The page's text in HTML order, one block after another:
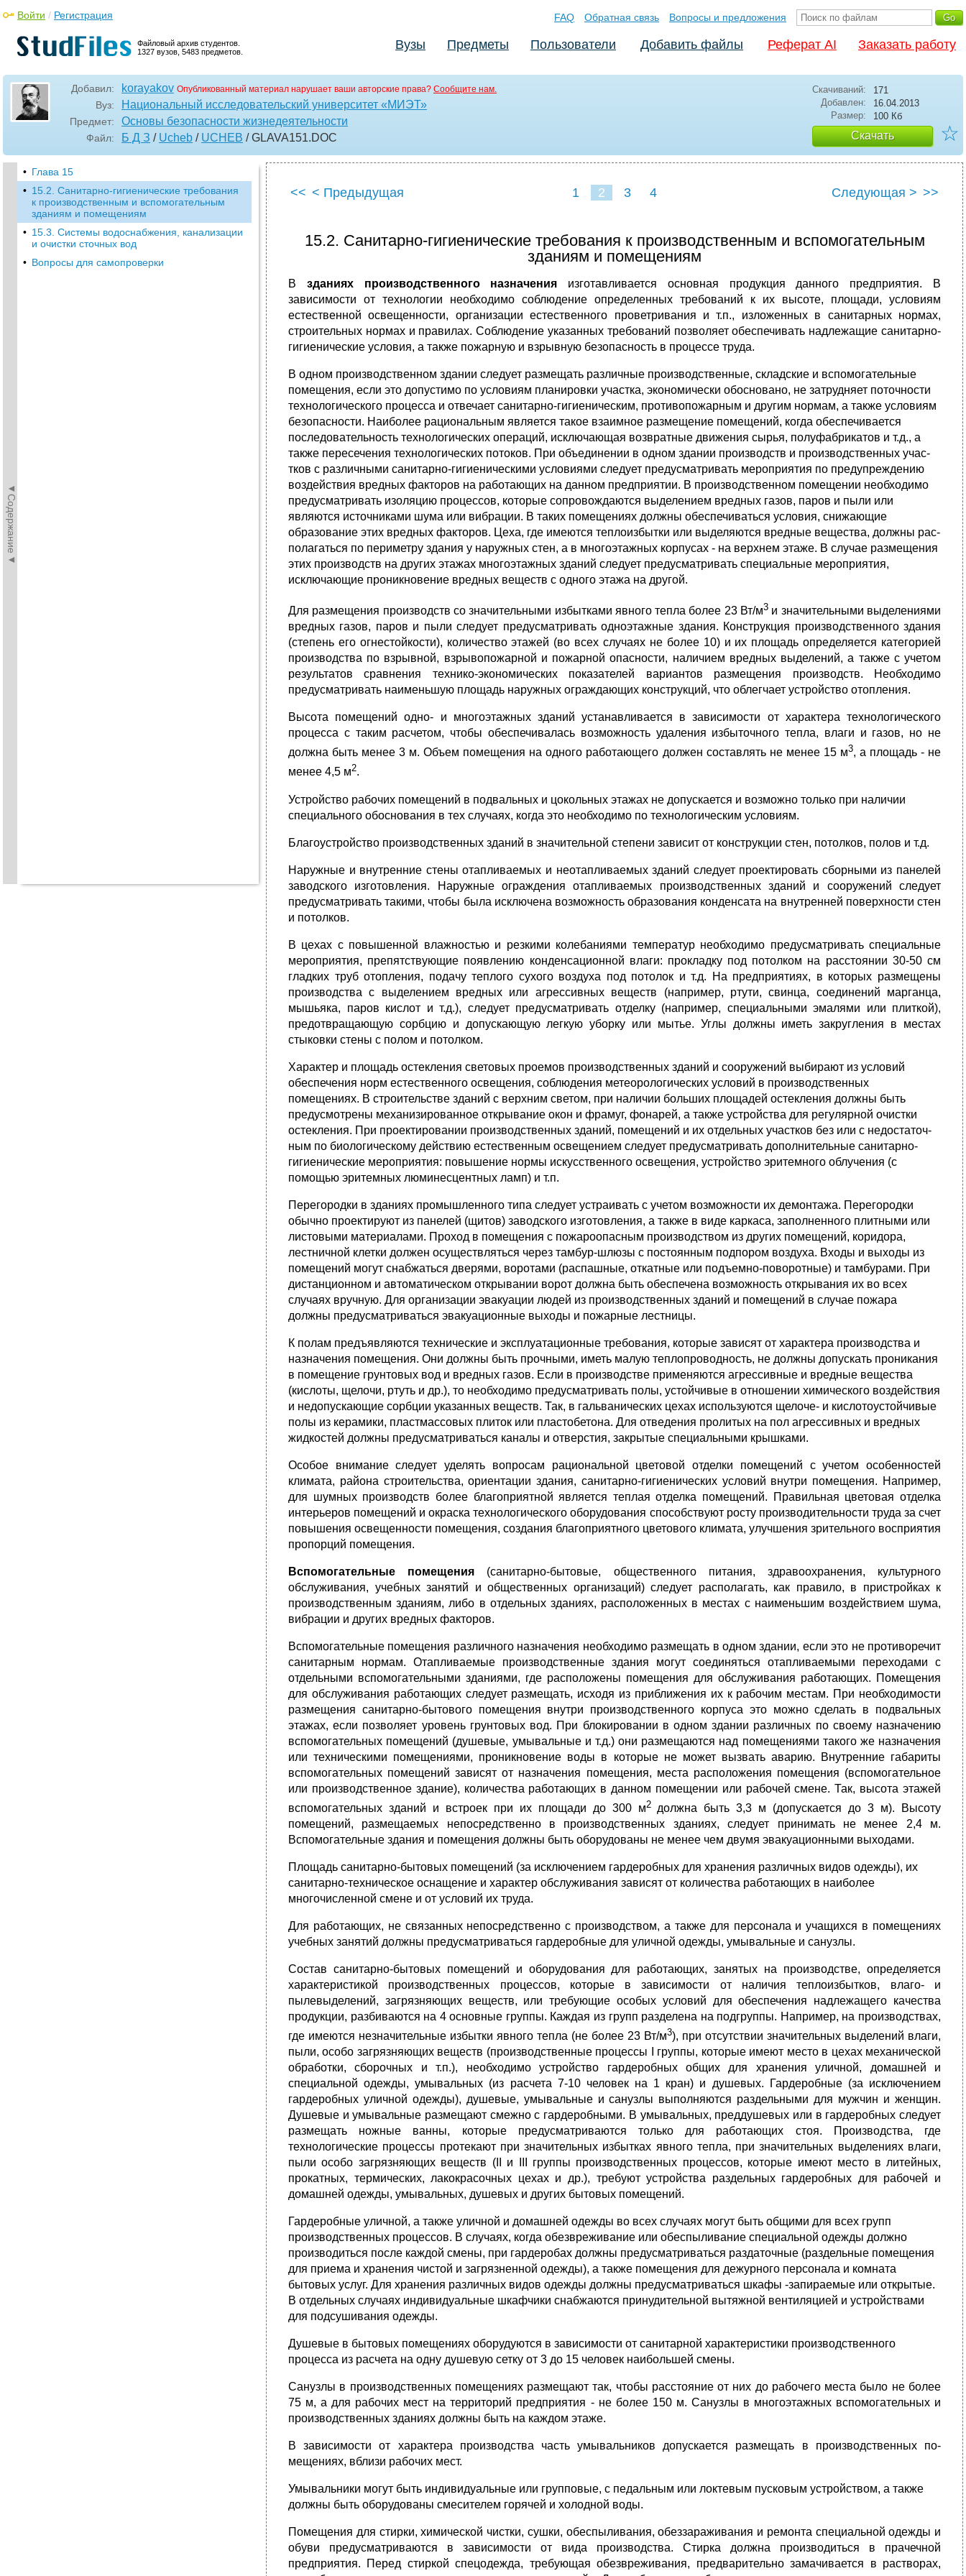
Файловый архив студентов.
1327 вузов, 5483 предметов.
Войти / Регистрация FAQ Обратная связь Вопросы и предложения
Вузы Предметы Пользователи Добавить файлы Реферат AI Заказать работу
Добавил: korayakov Опубликованный материал нарушает ваши авторские права? Сообщите нам.
Вуз: Национальный исследовательский университет «МИЭТ»
Предмет: Основы безопасности жизнедеятельности
Файл: Б Д З / Ucheb / UCHEB / GLAVA151.DOC
Скачиваний:
171
Добавлен:
16.04.2013
Размер:
100 Кб
Скачать ☆
◄Содержание◄
• Глава 15
• 15.2. Санитарно-гигиенические требования
к производ­ственным и вспомогательным
зданиям и помещениям
• 15.3. Системы водоснабжения, канализации
и очистки сточных вод
• Вопросы для самопроверки
<< < Предыдущая 1 2 3 4 Следующая > >>
15.2. Санитарно-гигиенические требования к производ­ственным и вспомогательным
зданиям и помещениям
В зданиях производственного назначения изготавливается основ­ная продукция данного предприятия. В
зависимости от технологии необходимо соблюдение определенных требований к их высоте, пло­щади, условиям
естественной освещенности, организации естественно­го проветривания и т.п., изложенных в санитарных нормах,
строитель­ных нормах и правилах. Соблюдение указанных требований позволяет обеспечивать надлежащие санитарно-
гигиенические условия, а также пожарную и взрывную безопасность в процессе труда.
В одном производственном здании следует размещать различные производственные, складские и вспомогательные
помещения, если это допустимо по условиям планировки участка, экономически обоснова­но, не затрудняет поточности
технологического процесса и отвечает санитарно-гигиеническим, противопожарным и другим нормам, а так­же условиям
безопасности. Наиболее рациональным является такое вза­имное размещение помещений, когда обеспечивается
последовательность технологических операций, исключающая возвратные движения сырья, полуфабрикатов и т.д., а
также пересечения технологических потоков. При объединении в одном здании производств и производственных учас­
тков с различными санитарно-гигиеническими условиями следует пре­дусматривать мероприятия по предупреждению
воздействия вредных фак­торов на работающих на данном предприятии. В производственном поме­щении необходимо
предусматривать изоляцию процессов, которые сопро­вождаются выделением вредных газов, паров и пыли или
являются ис­точниками шума или вибрации. В таких помещениях должны обеспечивать­ся условия, снижающие
образование этих вредных факторов. Цеха, где имеются теплоизбытки или выделяются вредные вещества, должны рас­
полагаться по периметру здания у наружных стен, а в многоэтажных корпусах - на верхнем этаже. В случае размещения
этих производств на других этажах многоэтажных зданий следует предусматривать спе­циальные мероприятия,
исключающие проникновение вредных веществ с одного этажа на другой.
Для размещения производств со значительными избытками явного тепла более 23 Вт/м3 и значительными выделениями
вредных газов, паров и пыли следует предусматривать одноэтажные здания. Конструк­ция производственного здания
(степень его огнестойкости), количество этажей (во всех случаях не более 10) и их площадь определяется кате­горией
производства по взрывной, взрывопожарной и пожарной опас­ности, наличием вредных выделений, а также с учетом
результатов сравнения технико-экономических показателей вариантов размещения производств. Необходимо
предусматривать наименьшую площадь наруж­ных ограждающих конструкций, что облегчает устройство отопления.
Высота помещений одно- и многоэтажных зданий устанавливается в зависимости от характера технологического
процесса с таким рас­четом, чтобы обеспечивалась возможность удаления избыточного теп­ла, влаги и газов, но не
должна быть менее 3 м. Объем помещения на одного работающего должен составлять не менее 15 м3, а площадь - не
менее 4,5 м2.
Устройство рабочих помещений в подвальных и цокольных этажах не допускается и возможно только при наличии
специального обоснова­ния в тех случаях, когда это необходимо по технологическим условиям.
Благоустройство производственных зданий в значительной степени зависит от конструкции стен, потолков, полов и т.д.
Наружные и внутренние стены отапливаемых и неотапливаемых зданий следует проектировать сборными из панелей
заводского изго­товления. Наружные ограждения отапливаемых производственных зда­ний и сооружений следует
предусматривать такими, чтобы была исклю­чена возможность образования конденсата на внутренней поверхности стен
и потолков.
В цехах с повышенной влажностью и резкими колебаниями темпе­ратур необходимо предусматривать специальные
мероприятия, препятс­твующие появлению конденсационной влаги: прокладку под потолком на расстоянии 30-50 см
гладких труб отопления, подачу теплого сухого воздуха под потолок и т.д. На предприятиях, в которых размещены
производства с выделением вредных или агрессивных веществ (например, ртути, свинца, соединений марганца,
мышьяка, паров кислот и т.д.), следует предусматривать отделку (например, специальными эма­лями или плиткой),
предотвращающую сорбцию и допускающую легкую уборку или мытье. Углы должны иметь закругления в местах
стыковки стены с полом и потолком.
Характер и площадь остекления световых проемов производственных зданий и сооружений выбирают из условий
обеспечения норм естественно­го освещения, соблюдения метеорологических условий в производствен­ных
помещениях. В строительстве зданий с верхним светом, при нали­чии больших площадей остекления должны быть
предусмотрены механи­зированное открывание окон и фрамуг, фонарей, а также устройства для регулярной очистки
остекления. При проектировании производствен­ных зданий, помещений и их отдельных участков без или с недостаточ­
ным по биологическому действию естественным освещением следует преду­сматривать дополнительные санитарно-
гигиенические мероприятия: по­вышение нормы искусственного освещения, устройство эритемного облу­чения (с
помощью эритемных люминесцентных ламп) и т.п.
Перегородки в зданиях промышленного типа следует устраивать с учетом возможности их демонтажа. Перегородки
обычно проектируют из панелей (щитов) заводского изготовления, а также в виде карка­са, заполненного плитными или
листовыми материалами. Проход в помещения с пожароопасным производством из других помещений, кори­дора,
лестничной клетки должен осуществляться через тамбур-шлюзы с постоянным подпором воздуха. Входы и выходы из
помещений могут снабжаться дверями, воротами (распашные, откатные или подъемно-поворотные) и тамбурами. При
дистанционном и автоматическом открывании ворот должна быть обеспечена возможность открывания их во всех
случаях вручную. Для организации эвакуации людей из производствен­ных зданий и помещений в случае пожара
должны предусматриваться эвакуационные выходы и пожарные лестницы.
К полам предъявляются технические и эксплуатационные требова­ния, которые зависят от характера производства и
назначения помеще­ния. Они должны быть прочными, иметь малую теплопроводность, не должны допускать проникания
в помещение грунтовых вод и вредных га­зов. Если в производстве применяются агрессивные и вредные вещест­ва
(кислоты, щелочи, ртуть и др.), то необходимо предусматривать полы, устойчивые в отношении химического воздействия
и недопускающие сорбции указанных веществ. Так, в гальванических цехах используются щелоче- и кислотоустойчивые
полы из керамики, пластмассовых плиток или пластобетона. Для отведения пролитых на пол агрессивных и вред­ных
жидкостей должны предусматриваться каналы и отверстия, закры­тые специальными крышками.
Особое внимание следует уделять вопросам рациональной цветовой отделки помещений с учетом особенностей
климата, района строитель­ства, ориентации здания, санитарно-гигиенических условий внутри помещения. Например,
для шумных производств более благоприятной является теплая отделка помещений. Правильная цветовая отделка
интерьеров помещений и окраска технологического оборудования способст­вуют росту производительности труда за счет
повышения освещенности помещения, создания благоприятного цветового климата, улучшения зрительного восприятия
пропорций помещения.
Вспомогательные помещения (санитарно-бытовые, общественного питания, здравоохранения, культурного
обслуживания, учебных заня­тий и общественных организаций) следует располагать, как правило, в пристройках к
производственным зданиям, либо в отдельных зданиях, расположенных в местах с наименьшим воздействием шума,
вибрации и других вредных факторов.
Вспомогательные помещения различного назначения необходимо размещать в одном здании, если это не противоречит
санитарным нор­мам. Отапливаемые производственные здания могут соединяться отап­ливаемыми переходами с
отдельными вспомогательными зданиями, где расположены помещения для обслуживания работающих. Помещения
для обслуживания работающих следует размещать, исходя из приближения их к рабочим местам. При необходимости
размещения санитарно-бытового помещения внутри производственного корпуса это можно сделать в под­вальных
этажах, если позволяет уровень грунтовых вод. При блокиро­вании в одном здании различных по своему назначению
вспомогательных помещений (душевые, умывальные и т.д.) они размещаются над помеще­ниями такого же назначения
или техническими помещениями, проник­новение воды в которые не может вызвать аварию. Внутренние габари­ты
вспомогательных помещений зависят от назначения помещения, места расположения помещения (вспомогательное
или производственное зда­ние), количества работающих в данном помещении или рабочей смене. Так, высота этажей
вспомогательных зданий и встроек при их площади до 300 м2должна быть 3,3 м (допускается до 3 м). Высоту
помещений, размещаемых непосредственно в производственных зданиях, следует при­нимать не менее 2,4 м.
Вспомогательные здания и помещения должны быть оборудованы не менее чем двумя эвакуационными выходами.
Площадь санитарно-бытовых помещений (за исключением гардеробных для хранения различных видов одежды), их
санитарно-техническое ос­нащение и характер обслуживания зависят от количества работающих в наиболее
многочисленной смене и от условий их труда.
Для работающих, не связанных непосредственно с производством, а также для персонала и учащихся в помещениях
учебных занятий долж­ны предусматриваться гардеробные для уличной одежды, умывальные и санузлы.
Состав санитарно-бытовых помещений и оборудования для работающих, занятых на производстве, определяется
характеристикой произ­водственных процессов, которые в зависимости от наличия теплоизбытков, влаго- и
пылевыделений, загрязняющих веществ, или требую­щие особых условий для обеспечения надлежащего качества
продукции, разбиваются на 4 основные группы. Каждая из групп разделена на подгруппы. Например, на производствах,
где имеются незначительные избытки явного тепла (не более 23 Вт/м3), при отсутствии значитель­ных выделений влаги,
пыли, особо загрязняющих веществ (производ­ственные процессы I группы, которые имеют место в цехах механичес­кой
обработки, сборочных и т.п.), необходимо устройство гардероб­ных общих для хранения уличной, домашней и
специальной одежды, умы­вальных (из расчета 7-10 человек на 1 кран) и душевых. Гардеробные (за исключением
гардеробных уличной одежды), душевые, умывальные и санузлы выполняются раздельными для мужчин и женщин.
Душевые и умывальные размещают смежно с гардеробными. В умывальных, преддушевых или в гардеробных следует
размещать ножные ванны, которые предусматриваются только для работающих стоя. Производства, где
технологические процессы протекают при значительных избытках явного тепла, при значительных выделениях влаги,
пыли особо загрязняющих веществ (II и III группы производственных процессов, которые имеют место в литейных,
прокатных, термических, лакокрасочных цехах и др.), требуют устройства раздельных гардеробных для рабочей и
домашней одежды, умывальных, душевых и других бытовых помещений.
Гардеробные уличной, а также уличной и домашней одежды во всех случаях могут быть общими для всех групп
производственных процессов. В случаях, когда обезвреживание или обеспыливание специальной одежды должно
производиться после каждой смены, при гардеробах должны предусматриваться раздаточные (раздельные поме­щения
для приема и хранения чистой и загрязненной одежды), а также помещения для дежурного персонала и комната
бытовых услуг. Для хранения различных видов одежды должны предусматриваться шкафы -запираемые или открытые.
В отдельных случаях индивидуальные шкаф­чики снабжаются принудительной вытяжной вентиляцией и устройства­ми
для подсушивания одежды.
Душевые в бытовых помещениях оборудуются в зависимости от санитарной характеристики производственного
процесса из расчета на одну душевую сетку от 3 до 15 человек наибольшей смены.
Санузлы в производственных помещениях размещают так, чтобы расстояние от них до рабочего места было не более
75 м, а для рабочих мест на территорий предприятия - не более 150 м. Санузлы в много­этажных вспомогательных и
производственных зданиях должны быть на каждом этаже.
В зависимости от характера производства часть умывальников допускается размещать в производственных по­
мещениях, вблизи рабочих мест.
Умывальники могут быть индивидуальные или групповые, с педаль­ным или локтевым пусковым устройством, а также
должны быть оборудо­ваны смесителем горячей и холодной воды.
Помещения для стирки, химической чистки, сушки, обеспыливания, обеззараживания и ремонта специальной одежды и
обуви преду­сматриваются в зависимости от вида производства. Стирка должна производиться в прачечной
предприятия. Перед стиркой спецодежда, тре­бующая обезвреживания, предварительно замачивается в растворах,